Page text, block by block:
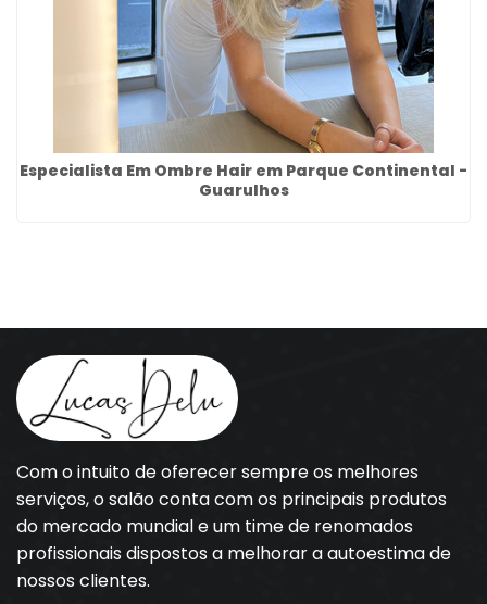
Especialista Em Ombre Hair em Parque Continental -
Guarulhos
Com o intuito de oferecer sempre os melhores
serviços, o salão conta com os principais produtos
do mercado mundial e um time de renomados
profissionais dispostos a melhorar a autoestima de
nossos clientes.